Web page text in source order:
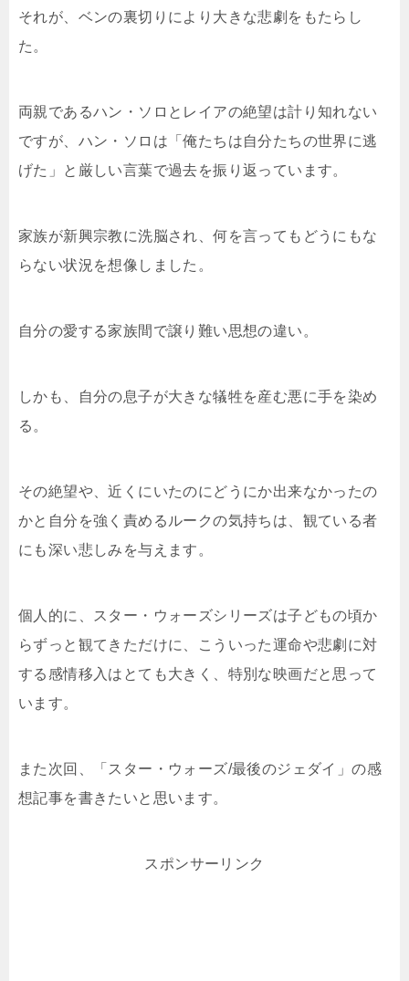
それが、ベンの裏切りにより大きな悲劇をもたらし
た。
両親であるハン・ソロとレイアの絶望は計り知れない
ですが、ハン・ソロは「俺たちは自分たちの世界に逃
げた」と厳しい言葉で過去を振り返っています。
家族が新興宗教に洗脳され、何を言ってもどうにもな
らない状況を想像しました。
自分の愛する家族間で譲り難い思想の違い。
しかも、自分の息子が大きな犠牲を産む悪に手を染め
る。
その絶望や、近くにいたのにどうにか出来なかったの
かと自分を強く責めるルークの気持ちは、観ている者
にも深い悲しみを与えます。
個人的に、スター・ウォーズシリーズは子どもの頃か
らずっと観てきただけに、こういった運命や悲劇に対
する感情移入はとても大きく、特別な映画だと思って
います。
また次回、「スター・ウォーズ/最後のジェダイ」の感
想記事を書きたいと思います。
スポンサーリンク